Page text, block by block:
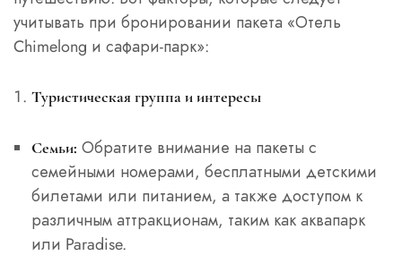
учитывать при бронировании пакета «Отель
Chimelong и сафари-парк»:
Туристическая группа и интересы
Семьи: Обратите внимание на пакеты с
семейными номерами, бесплатными детскими
билетами или питанием, а также доступом к
различным аттракционам, таким как аквапарк
или Paradise.